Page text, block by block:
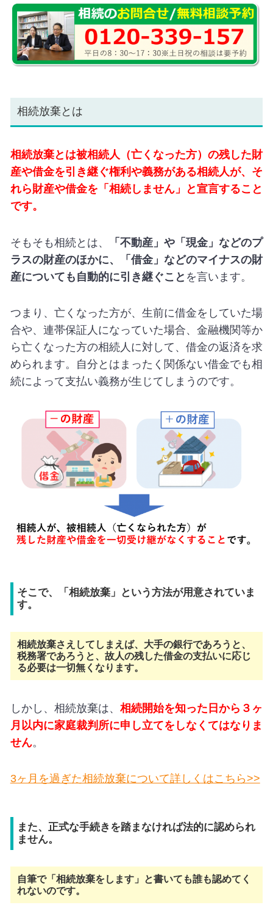
相続放棄とは
相続放棄とは被相続人（亡くなった方）の残した財
産や借金を引き継ぐ権利や義務がある相続人が、そ
れら財産や借金を「相続しません」と宣言すること
です。
そもそも相続とは、
「不動産」や「現金」などのプ
ラスの財産のほかに、「借金」などのマイナスの財
産についても自動的に引き継ぐこと を言います。
つまり、亡くなった方が、生前に借金をしていた場
合や、連帯保証人になっていた場合、金融機関等か
ら亡くなった方の相続人に対して、借金の返済を求
められます。自分とはまったく関係ない借金でも相
続によって支払い義務が生じてしまうのです。
そこで、 「相続放棄」
という方法が用意されていま
す。
相続放棄さえしてしまえば、大手の銀行であろうと、
税務署であろうと、故人の残した借金の支払いに応じ
る必要は一切無くなります。
しかし、相続放棄は、 相続開始を知った日から３ヶ
月以内に家庭裁判所に申し立てをしなくてはなりま
せん。
3ヶ月を過ぎた相続放棄について詳しくはこちら>>
また、正式な手続きを踏まなければ法的に認められ
ません。
自筆で「相続放棄をします」と書いても誰も認めてく
れないのです。